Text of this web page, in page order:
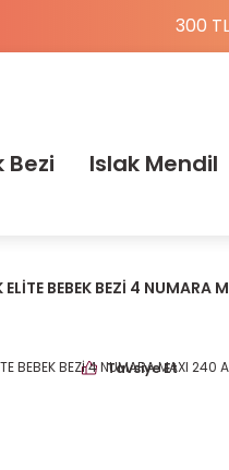
300
Bezi Islak Mendil
ELİTE BEBEK BEZİ 4 NUMARA
Tavsiye Et